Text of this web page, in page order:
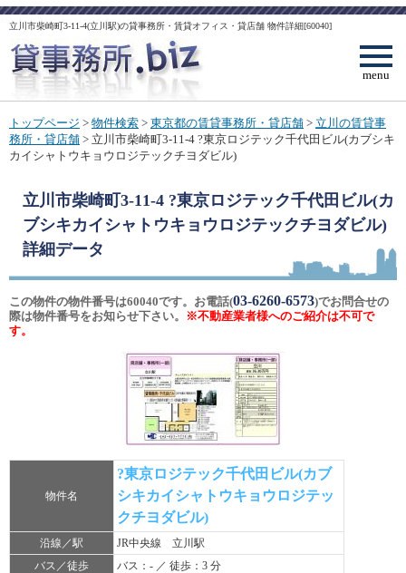
立川市柴崎町3-11-4(立川駅)の貸事務所・賃貸オフィス・貸店舗 物件詳細[60040]
menu
トップページ > 物件検索 > 東京都の賃貸事務所・貸店舗 > 立川の賃貸事
務所・貸店舗 > 立川市柴崎町3-11-4 ?東京ロジテック千代田ビル(カブシキ
カイシャトウキョウロジテックチヨダビル)
立川市柴崎町3-11-4 ?東京ロジテック千代田ビル(カ
ブシキカイシャトウキョウロジテックチヨダビル)
詳細データ
この物件の物件番号は60040です。お電話(03-6260-6573)でお問合せの
際は物件番号をお知らせ下さい。
※不動産業者様へのご紹介は不可で
す。
物件名
?東京ロジテック千代田ビル(カブ
シキカイシャトウキョウロジテッ
クチヨダビル)
沿線／駅
JR中央線 立川駅
バス／徒歩
バス：- ／ 徒歩：3 分